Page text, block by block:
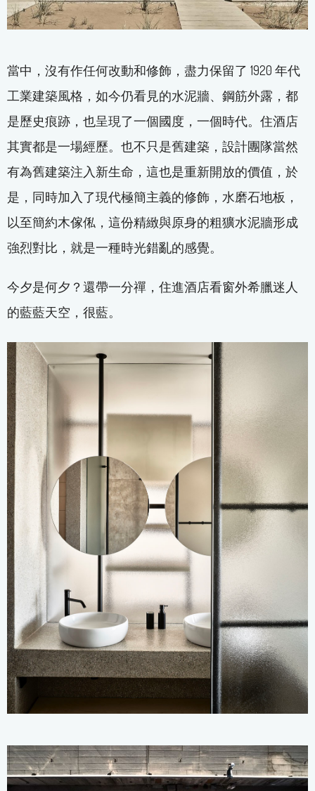
當中，沒有作任何改動和修飾，盡力保留了 1920 年代
工業建築風格，如今仍看見的水泥牆、鋼筋外露，都
是歷史痕跡，也呈現了一個國度，一個時代。住酒店
其實都是一場經歷。也不只是舊建築，設計團隊當然
有為舊建築注入新生命，這也是重新開放的價值，於
是，同時加入了現代極簡主義的修飾，水磨石地板，
以至簡約木傢俬，這份精緻與原身的粗獷水泥牆形成
強烈對比，就是一種時光錯亂的感覺。
今夕是何夕？還帶一分禪，住進酒店看窗外希臘迷人
的藍藍天空，很藍。